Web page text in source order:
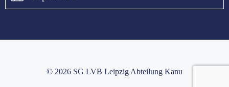
© 2026 SG LVB Leipzig Abteilung Kanu